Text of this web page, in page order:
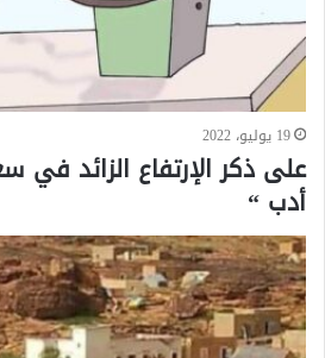
19 يوليو، 2022
على ذكر الإرتفاع الزائد في
أدب “